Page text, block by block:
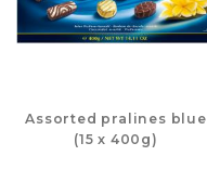
Assorted pralines blue
(15 x 400g)